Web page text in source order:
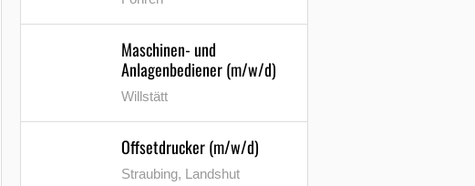
Maschinen- und
Anlagenbediener (m/w/d)
Willstätt
Offsetdrucker (m/w/d)
Straubing, Landshut